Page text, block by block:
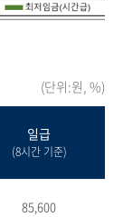
(단위:원, %)
일급
(8시간 기준)
85,600